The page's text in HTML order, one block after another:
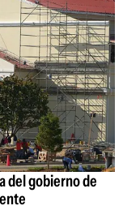
del gobierno de